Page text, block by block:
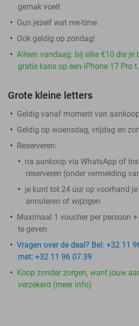
gemak voelt
Gun jezelf wat me-time
Ook geldig op zondag!
Alleen vandaag: bij elke €10 die je
gratis kans op een iPhone 17 Pro
Grote kleine letters
Geldig vanaf moment van
Geldig op woensdag, vrijdag en
Reserveren:
na aankoop via WhatsApp of
reserveren (onder vermelding
je kunt tot 24 uur op voorhand
annuleren of wijzigen
Maximaal 1 voucher per persoon
te geven
Vragen over de deal? Bel: +32 11
met: +32 11 96 07 39
Koop zonder zorgen, want jouw
verzekerd (meer info)